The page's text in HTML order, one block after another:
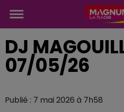
DJ
07/05/26
Publié : 7 mai 2026 à 7h58